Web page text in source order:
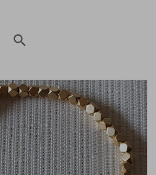
search